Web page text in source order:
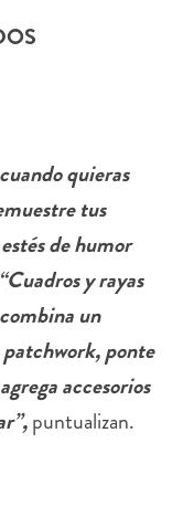
quieras
tus
de humor
“Cuadros y rayas
un
ponte
accesorios
puntualizan.